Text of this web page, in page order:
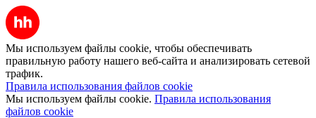
Мы используем файлы cookie, чтобы обеспечивать
правильную работу нашего веб-сайта и анализировать сетевой
трафик.
Правила использования файлов cookie
Мы используем файлы cookie. Правила использования
файлов cookie